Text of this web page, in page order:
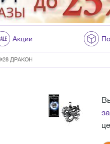
Акции
ДРАКОН